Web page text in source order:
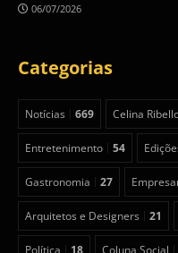
06/07/2026
Categorias
Notícias 669 Celina
Entretenimento 54
Gastronomia 27
Arquitetos e Designers 21
Política 18 Coluna Social